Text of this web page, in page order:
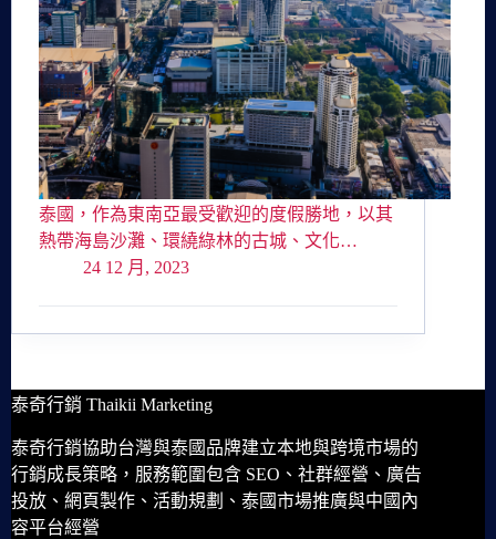
泰國，作為東南亞最受歡迎的度假勝地，以其
熱帶海島沙灘、環繞綠林的古城、文化…
24 12 月, 2023
泰奇行銷 Thaikii Marketing
泰奇行銷協助台灣與泰國品牌建立本地與跨境市場的
行銷成長策略，服務範圍包含 SEO、社群經營、廣告
投放、網頁製作、活動規劃、泰國市場推廣與中國內
容平台經營